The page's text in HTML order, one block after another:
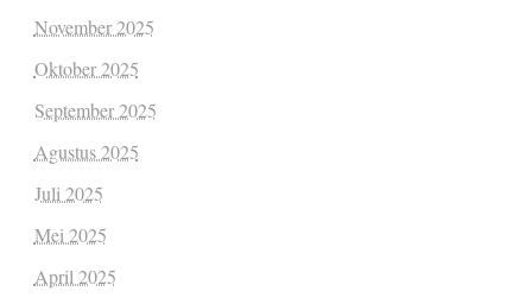
November 2025
Oktober 2025
September 2025
Agustus 2025
Juli 2025
Mei 2025
April 2025